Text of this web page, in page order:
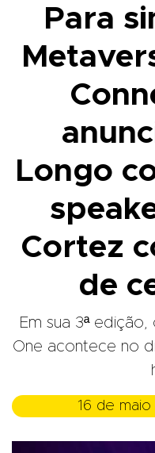
Para
Longo
Cortez
de
Em sua 3ª
One acontece no
16 de